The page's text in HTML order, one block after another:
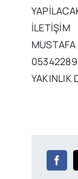
İLETİŞİM
YAKINLIK